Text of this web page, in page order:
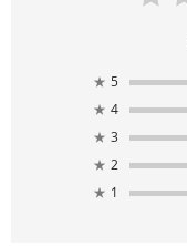
★ 5
★ 4
★ 3
★ 2
★ 1